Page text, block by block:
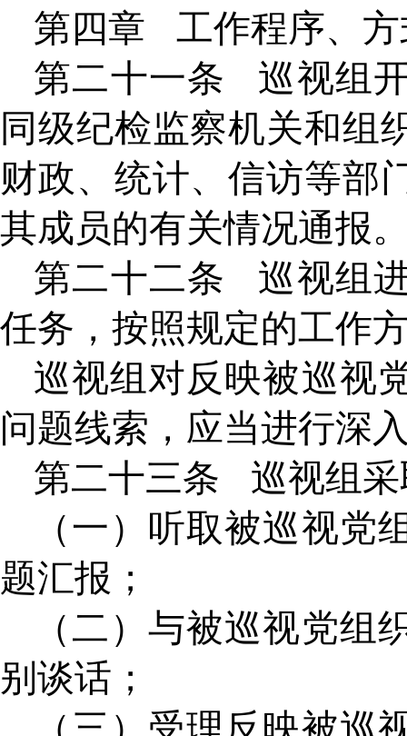
第四章
工作程序、
第二十一条
巡视组
同级纪检监察机关和组
财政、统计、信访等部
其成员的有关情况通报
第二十二条
巡视组
任务，按照规定的工作
巡视组对反映被巡视
问题线索，应当进行深
第二十三条
巡视组
（一）听取被巡视党
题汇报；
（二）与被巡视党组
别谈话；